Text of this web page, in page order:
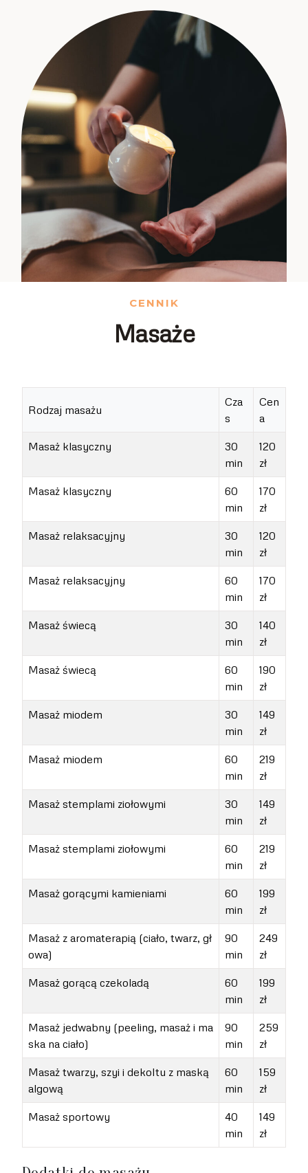
Masaże
CENNIK
Rodzaj masażu
Cza
s
Cen
a
Masaż klasyczny
30
min
120
zł
Masaż klasyczny
60
min
170
zł
Masaż relaksacyjny
30
min
120
zł
Masaż relaksacyjny
60
min
170
zł
Masaż świecą
30
min
140
zł
Masaż świecą
60
min
190
zł
Masaż miodem
30
min
149
zł
Masaż miodem
60
min
219
zł
Masaż stemplami ziołowymi
30
min
149
zł
Masaż stemplami ziołowymi
60
min
219
zł
Masaż gorącymi kamieniami
60
min
199
zł
Masaż z aromaterapią (ciało, twarz, gł
owa)
90
min
249
zł
Masaż gorącą czekoladą
60
min
199
zł
Masaż jedwabny (peeling, masaż i ma
ska na ciało)
90
min
259
zł
Masaż twarzy, szyi i dekoltu z maską
algową
60
min
159
zł
Masaż sportowy
40
min
149
zł